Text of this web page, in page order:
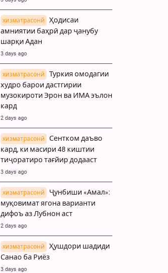
хизматрасонй
Ҳодисаи
амниятии баҳрӣ дар ҷанубу
шарқи Адан
3 days ago
хизматрасонй
Туркия омодагии
худро барои дастгирии
музокироти Эрон ва ИМА эълон
кард
2 days ago
хизматрасонй
Сентком даъво
кард, ки масири 48 киштии
тиҷоратиро тағйир додааст
3 days ago
хизматрасонй
Ҷунбиши «Амал»:
муқовимат ягона варианти
дифоъ аз Лубнон аст
2 days ago
хизматрасонй
Ҳушдори шадиди
Санао ба Риёз
3 days ago